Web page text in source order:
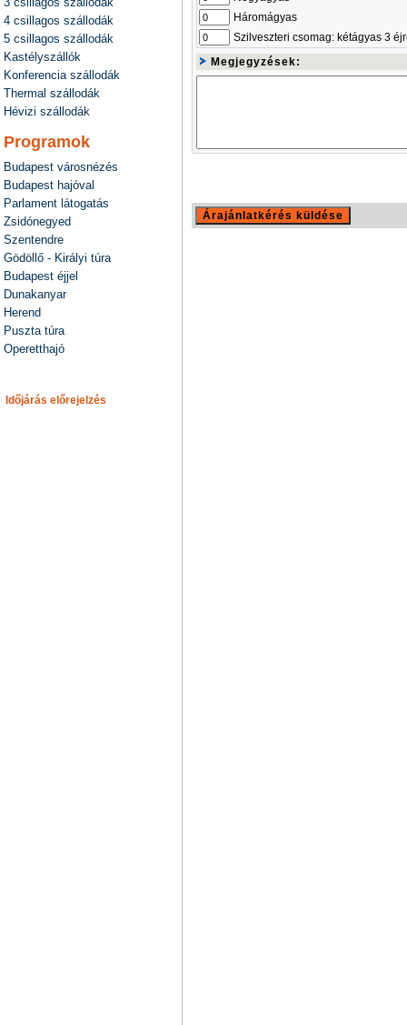
4 csillagos szállodák
5 csillagos szállodák
Kastélyszállók
Konferencia szállodák
Thermal szállodák
Hévizi szállodák
Programok
Budapest városnézés
Budapest hajóval
Parlament látogatás
Zsidónegyed
Szentendre
Gödöllő - Királyi túra
Budapest éjjel
Dunakanyar
Herend
Puszta túra
Operetthajó
Időjárás előrejelzés
Háromágyas
Szilveszteri csomag: kétágyas 3
Megjegyzések: